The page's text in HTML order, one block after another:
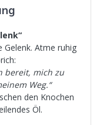
Gelenk. Atme ruhig
bereit, mich zu
Weg.“
den Knochen
Öl.